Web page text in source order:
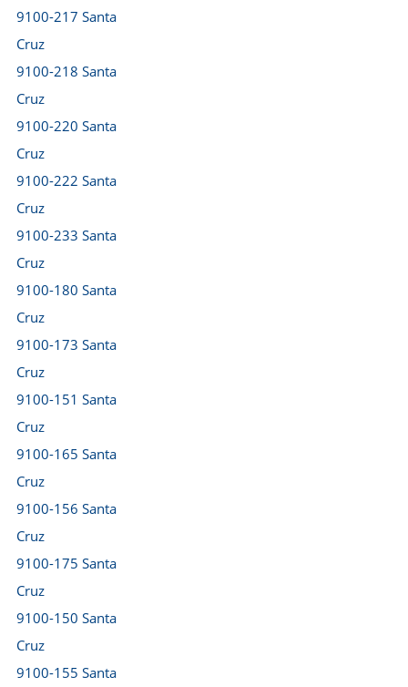
9100-217 Santa
Cruz
9100-218 Santa
Cruz
9100-220 Santa
Cruz
9100-222 Santa
Cruz
9100-233 Santa
Cruz
9100-180 Santa
Cruz
9100-173 Santa
Cruz
9100-151 Santa
Cruz
9100-165 Santa
Cruz
9100-156 Santa
Cruz
9100-175 Santa
Cruz
9100-150 Santa
Cruz
9100-155 Santa